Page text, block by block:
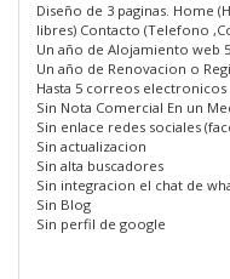
Diseño de 3 paginas. Home
libres) Contacto (Telefono
Un año de Alojamiento web
Un año de Renovacion o
Hasta 5 correos electronicos
Sin Nota Comercial En un
Sin enlace redes sociales
Sin actualizacion
Sin alta buscadores
Sin integracion el chat de
Sin Blog
Sin perfil de google